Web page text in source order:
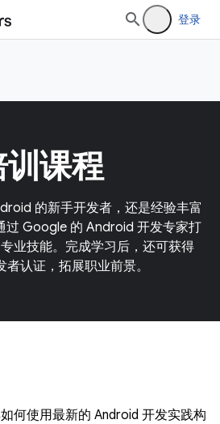
登录
课程
的新手开发者，还是经验丰富
过 Google 的 Android 开发专家打
业技能。完成学习后，还可获得
认证，拓展职业前景。
何使用最新的 Android 开发实践构